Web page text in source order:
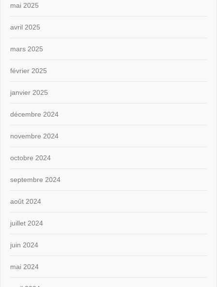
mai 2025
avril 2025
mars 2025
février 2025
janvier 2025
décembre 2024
novembre 2024
octobre 2024
septembre 2024
août 2024
juillet 2024
juin 2024
mai 2024